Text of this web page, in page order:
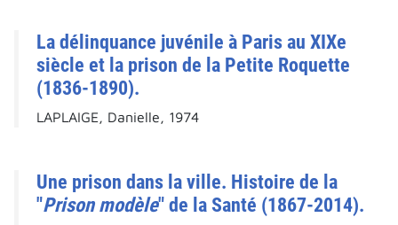
La délinquance juvénile à Paris au XIXe
siècle et la prison de la Petite Roquette
(1836-1890).
LAPLAIGE, Danielle, 1974
Une prison dans la ville. Histoire de la
"Prison modèle" de la Santé (1867-2014).